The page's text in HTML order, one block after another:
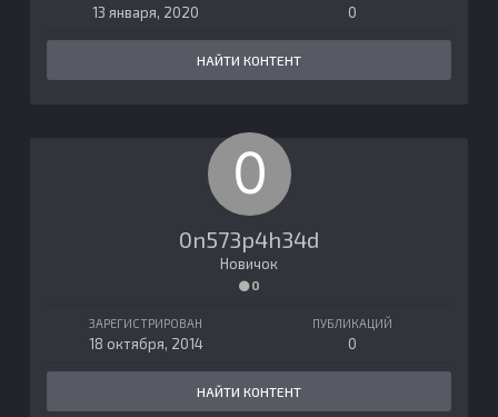
13 января, 2020 0
НАЙТИ КОНТЕНТ
0n573p4h34d
Новичок
0
ЗАРЕГИСТРИРОВАН
18 октября, 2014
ПУБЛИКАЦИЙ
0
НАЙТИ КОНТЕНТ